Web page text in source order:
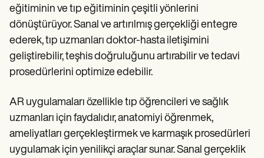
Switch to Carepatron
Become a Partner
Pricing
Why Carepatron?
Login
eğitiminin ve tıp eğitiminin çeşitli yönlerini
dönüştürüyor. Sanal ve artırılmış gerçekliği entegre
ederek, tıp uzmanları doktor-hasta iletişimini
geliştirebilir, teşhis doğruluğunu artırabilir ve tedavi
prosedürlerini optimize edebilir.
AR uygulamaları özellikle tıp öğrencileri ve sağlık
uzmanları için faydalıdır, anatomiyi öğrenmek,
ameliyatları gerçekleştirmek ve karmaşık prosedürleri
uygulamak için yenilikçi araçlar sunar. Sanal gerçeklik